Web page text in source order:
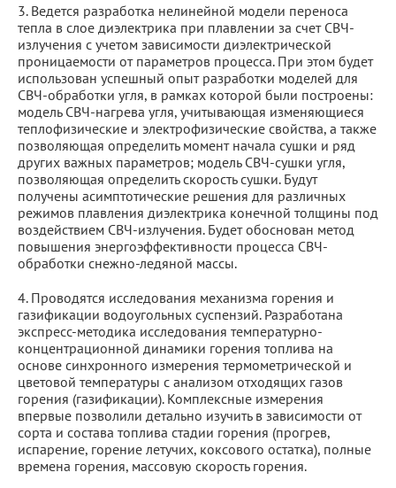
3. Ведется разработка нелинейной модели переноса
тепла в слое диэлектрика при плавлении за счет СВЧ-
излучения с учетом зависимости диэлектрической
проницаемости от параметров процесса. При этом будет
использован успешный опыт разработки моделей для
СВЧ-обработки угля, в рамках которой были построены:
модель СВЧ-нагрева угля, учитывающая изменяющиеся
теплофизические и электрофизические свойства, а также
позволяющая определить момент начала сушки и ряд
других важных параметров; модель СВЧ-сушки угля,
позволяющая определить скорость сушки. Будут
получены асимптотические решения для различных
режимов плавления диэлектрика конечной толщины под
воздействием СВЧ-излучения. Будет обоснован метод
повышения энергоэффективности процесса СВЧ-
обработки снежно-ледяной массы.
4. Проводятся исследования механизма горения и
газификации водоугольных суспензий. Разработана
экспресс-методика исследования температурно-
концентрационной динамики горения топлива на
основе синхронного измерения термометрической и
цветовой температуры с анализом отходящих газов
горения (газификации). Комплексные измерения
впервые позволили детально изучить в зависимости от
сорта и состава топлива стадии горения (прогрев,
испарение, горение летучих, коксового остатка), полные
времена горения, массовую скорость горения.